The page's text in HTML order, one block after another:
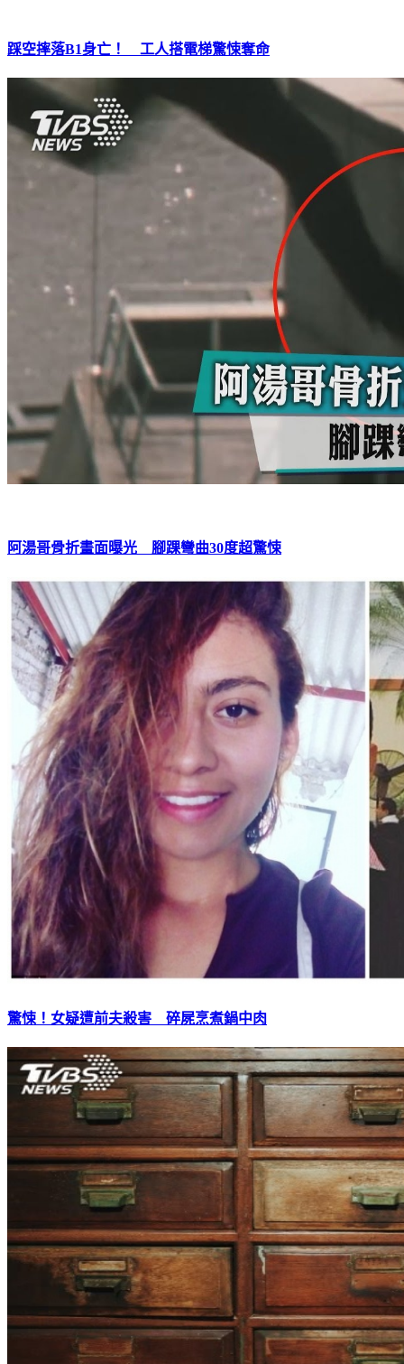
踩空摔落B1身亡！ 工人搭電梯驚悚奪命
阿湯哥骨折畫面曝光 腳踝彎曲30度超驚悚
驚悚！女疑遭前夫殺害 碎屍烹煮鍋中肉